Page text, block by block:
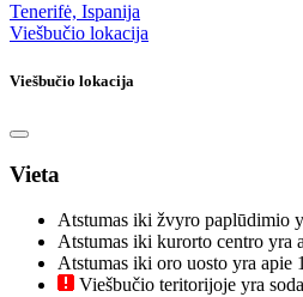
Tenerifė, Ispanija
Viešbučio lokacija
Viešbučio lokacija
Vieta
Atstumas iki žvyro paplūdimio
Atstumas iki kurorto centro yra
Atstumas iki oro uosto yra apie
Viešbučio teritorijoje yra